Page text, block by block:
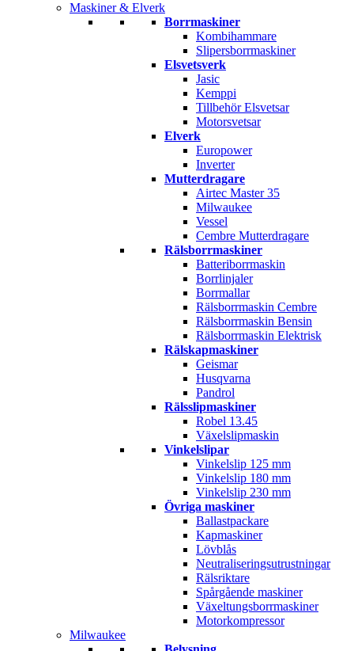
Maskiner & Elverk
Borrmaskiner
Kombihammare
Slipersborrmaskiner
Elsvetsverk
Jasic
Kemppi
Tillbehör Elsvetsar
Motorsvetsar
Elverk
Europower
Inverter
Mutterdragare
Airtec Master 35
Milwaukee
Vessel
Cembre Mutterdragare
Rälsborrmaskiner
Batteriborrmaskin
Borrlinjaler
Borrmallar
Rälsborrmaskin Cembre
Rälsborrmaskin Bensin
Rälsborrmaskin Elektrisk
Rälskapmaskiner
Geismar
Husqvarna
Pandrol
Rälsslipmaskiner
Robel 13.45
Växelslipmaskin
Vinkelslipar
Vinkelslip 125 mm
Vinkelslip 180 mm
Vinkelslip 230 mm
Övriga maskiner
Ballastpackare
Kapmaskiner
Lövblås
Neutraliseringsutrustningar
Rälsriktare
Spårgående maskiner
Växeltungsborrmaskiner
Motorkompressor
Milwaukee